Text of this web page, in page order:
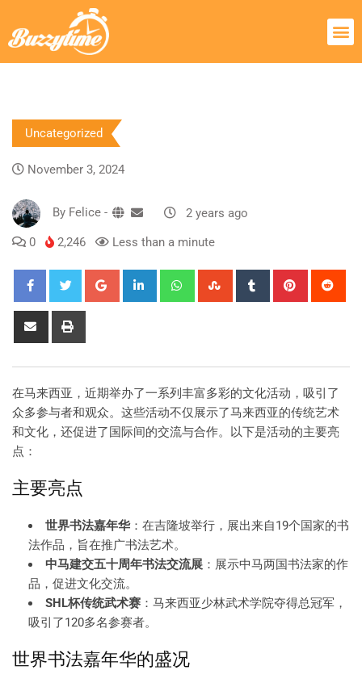
Uncategorized
November 3, 2024
By Felice - 2 years ago
0 2,246 Less than a minute
在马来西亚，近期举办了一系列丰富多彩的文化活动，吸引了
众多参与者和观众。这些活动不仅展示了马来西亚的传统艺术
和文化，还促进了国际间的交流与合作。以下是活动的主要亮
点：
主要亮点
世界书法嘉年华：在吉隆坡举行，展出来自19个国家的书
法作品，旨在推广书法艺术。
中马建交五十周年书法交流展 ：展示中马两国书法家的作
品，促进文化交流。
SHL杯传统武术赛 ：马来西亚少林武术学院夺得总冠军，
吸引了120多名参赛者。
世界书法嘉年华的盛况